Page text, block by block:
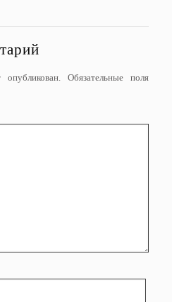
Обязательные поля